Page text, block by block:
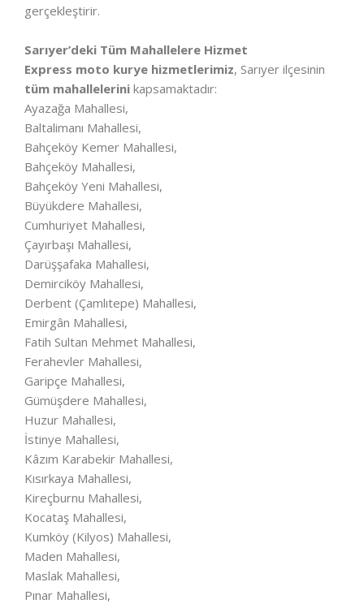
gerçekleştirir.
Sarıyer’deki Tüm Mahallelere Hizmet
Express moto kurye hizmetlerimiz, Sarıyer ilçesinin
tüm mahallelerini kapsamaktadır:
Ayazağa Mahallesi,
Baltalimanı Mahallesi,
Bahçeköy Kemer Mahallesi,
Bahçeköy Mahallesi,
Bahçeköy Yeni Mahallesi,
Büyükdere Mahallesi,
Cumhuriyet Mahallesi,
Çayırbaşı Mahallesi,
Darüşşafaka Mahallesi,
Demirciköy Mahallesi,
Derbent (Çamlıtepe) Mahallesi,
Emirgân Mahallesi,
Fatih Sultan Mehmet Mahallesi,
Ferahevler Mahallesi,
Garipçe Mahallesi,
Gümüşdere Mahallesi,
Huzur Mahallesi,
İstinye Mahallesi,
Kâzım Karabekir Mahallesi,
Kısırkaya Mahallesi,
Kireçburnu Mahallesi,
Kocataş Mahallesi,
Kumköy (Kilyos) Mahallesi,
Maden Mahallesi,
Maslak Mahallesi,
Pınar Mahallesi,